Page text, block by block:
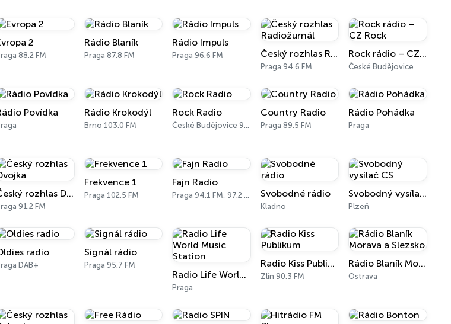
2
88.2 FM
Rádio Blaník
Praga 87.8 FM
Rádio Impuls
Praga 96.6 FM Český rozhlas Radiožurnál
Praga 94.6 FM
Rock rádio – CZ Rock
České Budějovice
Povídka Rádio Krokodýl
Brno 103.0 FM
Rock Radio
České Budějovice 97.3 - 99.7 FM
Country Radio
Praga 89.5 FM
Rádio Pohádka
Praga
Český rozhlas Dvojka
91.2 FM
Frekvence 1
Praga 102.5 FM
Fajn Radio
Praga 94.1 FM, 97.2 FM Svobodné rádio
Kladno
Svobodný vysílač CS
Plzeň
radio
DAB+
Signál rádio
Praga 95.7 FM
Radio Life World Music Station
Praga
Radio Kiss Publikum
Zlín 90.3 FM
Rádio Blaník Morava a Slezsko
Ostrava